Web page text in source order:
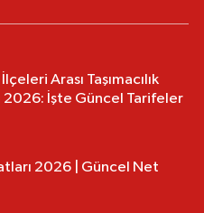
Arası Taşımacılık
2026: İşte Güncel Tarifeler
2026 | Güncel Net